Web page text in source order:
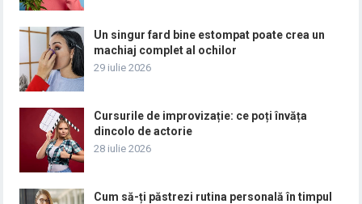
Un singur fard bine estompat poate crea un
machiaj complet al ochilor
29 iulie 2026
Cursurile de improvizație: ce poți învăța
dincolo de actorie
28 iulie 2026
Cum să-ți păstrezi rutina personală în timpul